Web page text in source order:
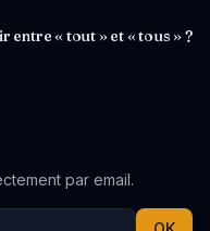
entre « tout » et « tous » ?
par email.